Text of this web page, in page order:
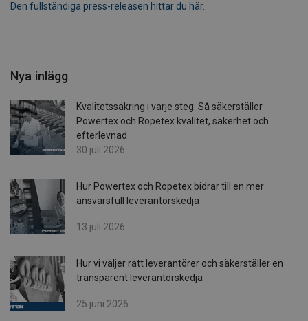
Den fullständiga press-releasen hittar du här.
Nya inlägg
Kvalitetssäkring i varje steg: Så säkerställer
Powertex och Ropetex kvalitet, säkerhet och
efterlevnad
30 juli 2026
Hur Powertex och Ropetex bidrar till en mer
ansvarsfull leverantörskedja
13 juli 2026
Hur vi väljer rätt leverantörer och säkerställer en
transparent leverantörskedja
25 juni 2026